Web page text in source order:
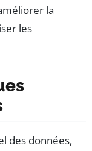
la
les
des données,